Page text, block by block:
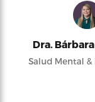
Dra.
Salud Mental &